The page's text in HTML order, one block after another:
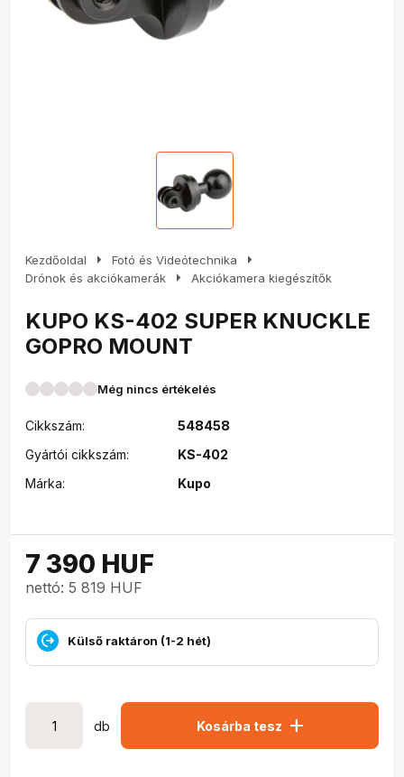
Kezdőoldal arrow_right Fotó és Videótechnika arrow_right
Drónok és akciókamerák arrow_right Akciókamera kiegészítők
KUPO KS-402 SUPER KNUCKLE
GOPRO MOUNT
Még nincs értékelés
Cikkszám:
548458
Gyártói cikkszám:
KS-402
Márka:
Kupo
7 390 HUF
nettó: 5 819 HUF
Külső raktáron (1-2 hét)
db Kosárba tesz add